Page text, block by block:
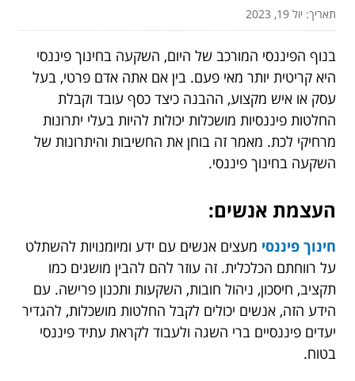
תאריך: יול 19, 2023
בנוף הפיננסי המורכב של היום, השקעה בחינוך פיננסי
היא קריטית יותר מאי פעם. בין אם אתה אדם פרטי, בעל
עסק או איש מקצוע, ההבנה כיצד כסף עובד וקבלת
החלטות פיננסיות מושכלות יכולות להיות בעלי יתרונות
מרחיקי לכת. מאמר זה בוחן את החשיבות והיתרונות של
השקעה בחינוך פיננסי.
העצמת אנשים:
חינוך פיננסי מעצים אנשים עם ידע ומיומנויות להשתלט
על רווחתם הכלכלית. זה עוזר להם להבין מושגים כמו
תקציב, חיסכון, ניהול חובות, השקעות ותכנון פרישה. עם
הידע הזה, אנשים יכולים לקבל החלטות מושכלות, להגדיר
יעדים פיננסיים ברי השגה ולעבוד לקראת עתיד פיננסי
בטוח.